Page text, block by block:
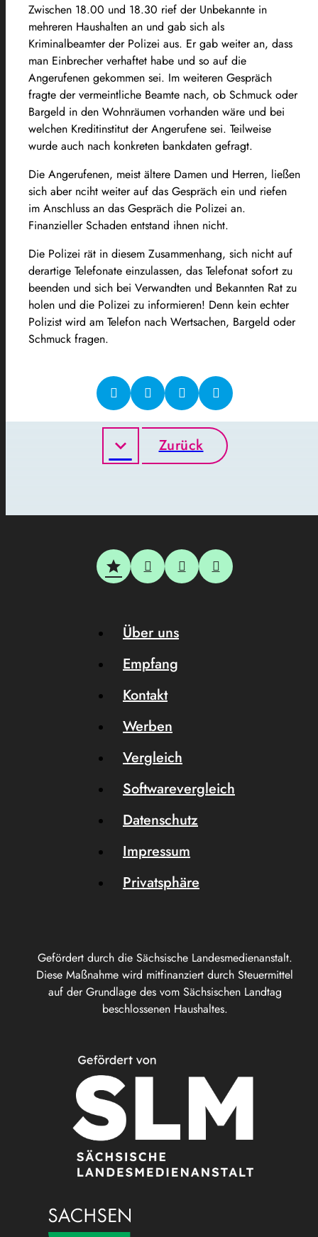
Zwischen 18.00 und 18.30 rief der Unbekannte in
mehreren Haushalten an und gab sich als
Kriminalbeamter der Polizei aus. Er gab weiter an, dass
man Einbrecher verhaftet habe und so auf die
Angerufenen gekommen sei. Im weiteren Gespräch
fragte der vermeintliche Beamte nach, ob Schmuck oder
Bargeld in den Wohnräumen vorhanden wäre und bei
welchen Kreditinstitut der Angerufene sei. Teilweise
wurde auch nach konkreten bankdaten gefragt.
Die Angerufenen, meist ältere Damen und Herren, ließen
sich aber nciht weiter auf das Gespräch ein und riefen
im Anschluss an das Gespräch die Polizei an.
Finanzieller Schaden entstand ihnen nicht.
Die Polizei rät in diesem Zusammenhang, sich nicht auf
derartige Telefonate einzulassen, das Telefonat sofort zu
beenden und sich bei Verwandten und Bekannten Rat zu
holen und die Polizei zu informieren! Denn kein echter
Polizist wird am Telefon nach Wertsachen, Bargeld oder
Schmuck fragen.
Zurück
Gefördert durch die Sächsische Landesmedienanstalt.
Diese Maßnahme wird mitfinanziert durch Steuermittel
auf der Grundlage des vom Sächsischen Landtag
beschlossenen Haushaltes.
Über uns
Empfang
Kontakt
Werben
Vergleich
Softwarevergleich
Datenschutz
Impressum
Privatsphäre